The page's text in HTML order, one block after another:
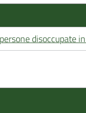
disoccupate